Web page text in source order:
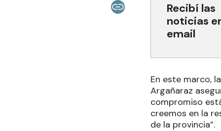
Recibí las
noticias
email
En este marco,
Argañaraz
compromiso
creemos en la
de la provincia”.